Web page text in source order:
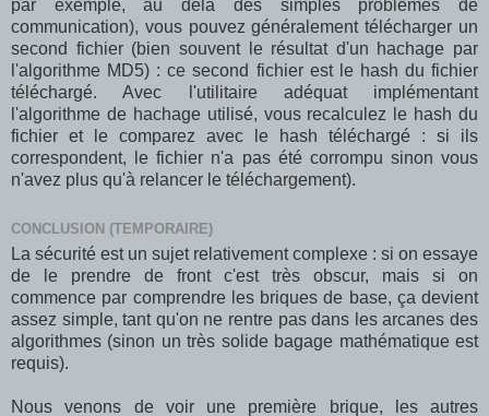
par exemple, au delà des simples problèmes de
communication), vous pouvez généralement télécharger un
second fichier (bien souvent le résultat d'un hachage par
l'algorithme MD5) : ce second fichier est le hash du fichier
téléchargé. Avec l'utilitaire adéquat implémentant
l'algorithme de hachage utilisé, vous recalculez le hash du
fichier et le comparez avec le hash téléchargé : si ils
correspondent, le fichier n'a pas été corrompu sinon vous
n'avez plus qu'à relancer le téléchargement).
CONCLUSION (TEMPORAIRE)
La sécurité est un sujet relativement complexe : si on essaye
de le prendre de front c'est très obscur, mais si on
commence par comprendre les briques de base, ça devient
assez simple, tant qu'on ne rentre pas dans les arcanes des
algorithmes (sinon un très solide bagage mathématique est
requis).
Nous venons de voir une première brique, les autres